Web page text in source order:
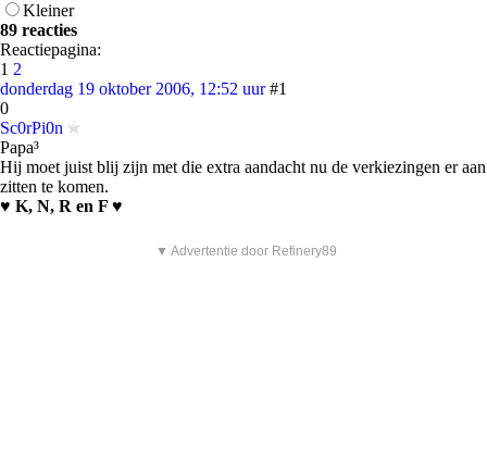
Kleiner
89 reacties
Reactiepagina:
1 2
donderdag 19 oktober 2006, 12:52 uur #1
0
Sc0rPi0n
Papa³
Hij moet juist blij zijn met die extra aandacht nu de verkiezingen er aan
zitten te komen.
♥ K, N, R en F ♥
▼ Advertentie door Refinery89